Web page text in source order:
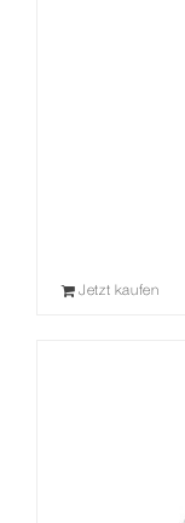
Jetzt kaufen